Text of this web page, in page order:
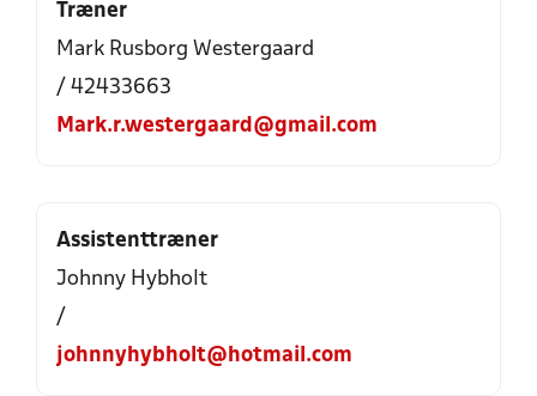
Træner
Mark Rusborg Westergaard
/ 42433663
Mark.r.westergaard@gmail.com
Assistenttræner
Johnny Hybholt
/
johnnyhybholt@hotmail.com